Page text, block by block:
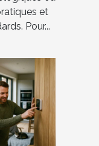
et
Pour...